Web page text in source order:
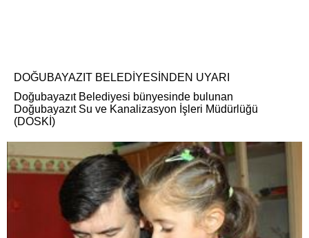
DOĞUBAYAZIT BELEDİYESİNDEN UYARI
Doğubayazıt Belediyesi bünyesinde bulunan
Doğubayazıt Su ve Kanalizasyon İşleri Müdürlüğü
(DOSKİ)